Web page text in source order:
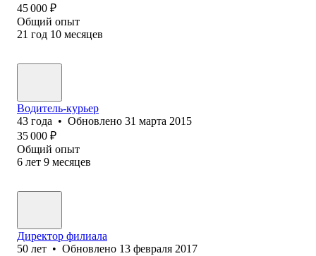
45 000 ₽
Общий опыт
21 год 10 месяцев
Водитель-курьер
43 года • Обновлено 31 марта 2015
35 000 ₽
Общий опыт
6 лет 9 месяцев
Директор филиала
50 лет • Обновлено 13 февраля 2017